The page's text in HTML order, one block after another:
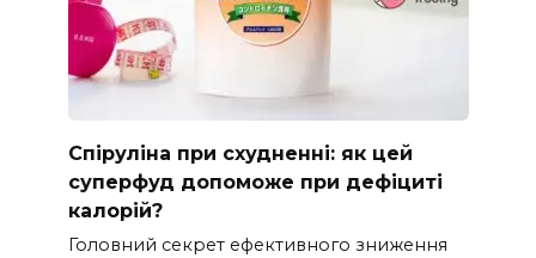
Спіруліна при схудненні: як цей
суперфуд допоможе при дефіциті
калорій?
Головний секрет ефективного зниження